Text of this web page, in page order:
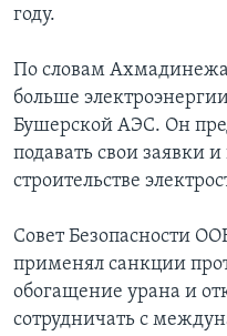
году.
По словам
больше
Бушерской АЭС. Он
подавать свои заявки
строительстве
Совет Безопасности
применял санкции
обогащение урана и
сотрудничать с